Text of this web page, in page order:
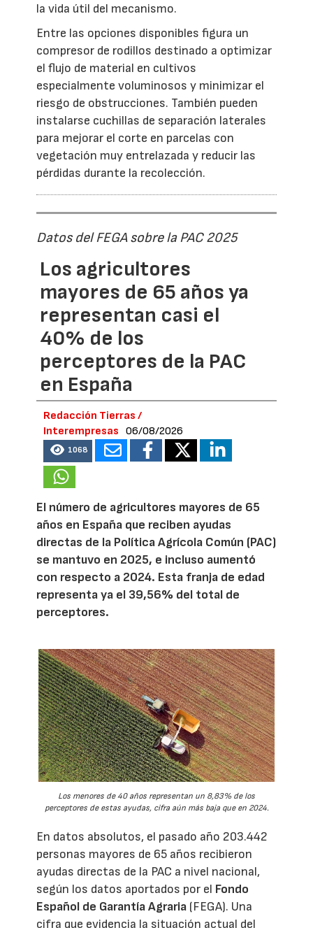
la vida útil del mecanismo.
Entre las opciones disponibles figura un
compresor de rodillos destinado a optimizar
el flujo de material en cultivos
especialmente voluminosos y minimizar el
riesgo de obstrucciones. También pueden
instalarse cuchillas de separación laterales
para mejorar el corte en parcelas con
vegetación muy entrelazada y reducir las
pérdidas durante la recolección.
Datos del FEGA sobre la PAC 2025
Los agricultores
mayores de 65 años ya
representan casi el
40% de los
perceptores de la PAC
en España
Redacción Tierras /
Interempresas
06/08/2026
1068
El número de agricultores mayores de 65
años en España que reciben ayudas
directas de la Política Agrícola Común (PAC)
se mantuvo en 2025, e incluso aumentó
con respecto a 2024. Esta franja de edad
representa ya el 39,56% del total de
perceptores.
Los menores de 40 años representan un 8,83% de los
perceptores de estas ayudas, cifra aún más baja que en 2024.
En datos absolutos, el pasado año 203.442
personas mayores de 65 años recibieron
ayudas directas de la PAC a nivel nacional,
según los datos aportados por el Fondo
Español de Garantía Agraria (FEGA). Una
cifra que evidencia la situación actual del